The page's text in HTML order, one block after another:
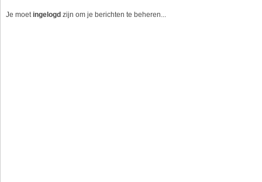
Je moetingelogd zijn om je berichten te beheren...